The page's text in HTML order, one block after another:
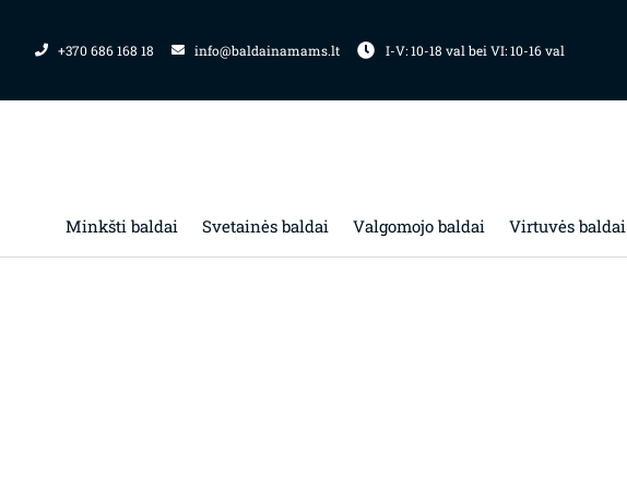
+370 686 168 18 info@baldainamams.lt I-V: 10-18 val bei VI: 10-16 val
Minkšti baldai Svetainės baldai Valgomojo baldai Virtuvės baldai